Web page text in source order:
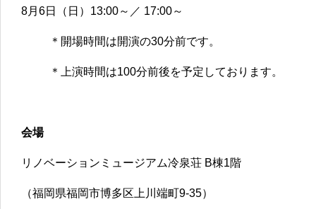
8月6日（日）13:00～／ 17:00～
＊開場時間は開演の30分前です。
＊上演時間は100分前後を予定しております。
会場
リノベーションミュージアム冷泉荘 B棟1階
（福岡県福岡市博多区上川端町9-35）